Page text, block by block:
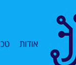
אודות